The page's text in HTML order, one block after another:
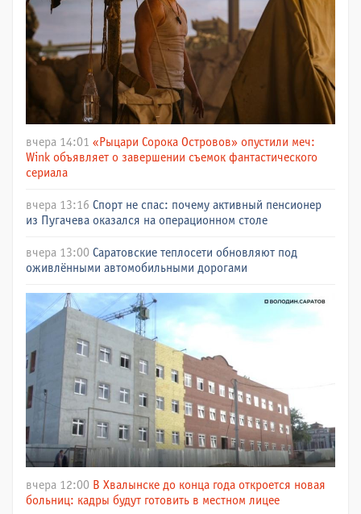
вчера 14:01 «Рыцари Сорока Островов» опустили меч:
Wink объявляет о завершении съемок фантастического
сериала
вчера 13:16 Спорт не спас: почему активный пенсионер
из Пугачева оказался на операционном столе
вчера 13:00 Саратовские теплосети обновляют под
оживлёнными автомобильными дорогами
вчера 12:00 В Хвалынске до конца года откроется новая
больниц: кадры будут готовить в местном лицее